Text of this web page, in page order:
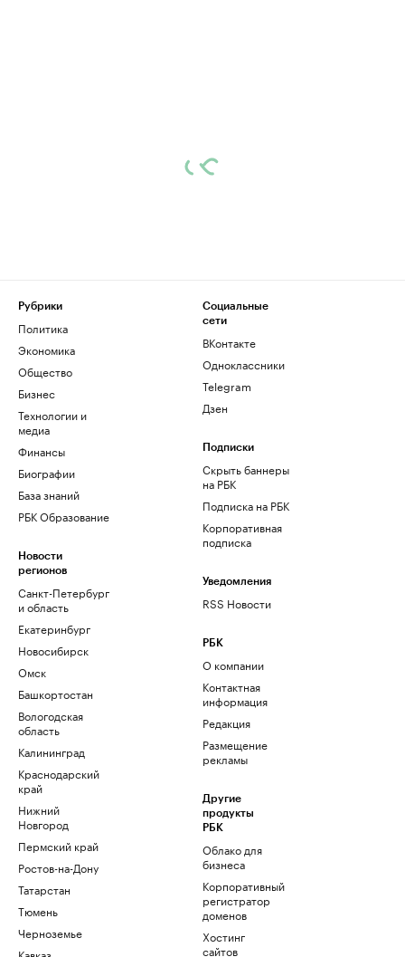
Рубрики
Политика
Экономика
Общество
Бизнес
Технологии и
медиа
Финансы
Биографии
База знаний
РБК Образование
Новости
регионов
Санкт-Петербург
и область
Екатеринбург
Новосибирск
Омск
Башкортостан
Вологодская
область
Калининград
Краснодарский
край
Нижний
Новгород
Пермский край
Ростов-на-Дону
Татарстан
Тюмень
Черноземье
Социальные
сети
ВКонтакте
Одноклассники
Telegram
Дзен
Подписки
Скрыть баннеры
на РБК
Подписка на РБК
Корпоративная
подписка
Уведомления
RSS Новости
РБК
О компании
Контактная
информация
Редакция
Размещение
рекламы
Другие
продукты
РБК
Облако для
бизнеса
Корпоративный
регистратор
доменов
Хостинг
сайтов